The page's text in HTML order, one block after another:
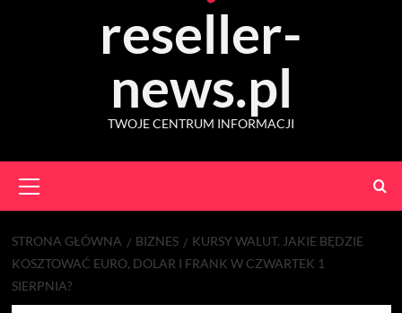
reseller-
news.pl
TWOJE CENTRUM INFORMACJI
Menu
STRONA GŁÓWNA BIZNES
KURSY WALUT. JAKIE BĘDZIE
KOSZTOWAĆ EURO, DOLAR I FRANK W CZWARTEK 1
SIERPNIA?